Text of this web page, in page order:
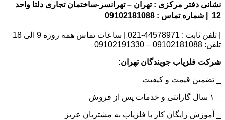
نشانی دفتر مرکزی : تهران – تهرانسر-ساختمان تجاری دلتا واحد
12 | شماره تماس : 09102181088
| تلفن ثابت : 44578971-021 | ساعات تماس همه روزه 9 الی 18
تلفن: 09102181088 – 09102191330
شرکت فلزیاب جویندگان تهران:
_ تضمین قیمت و کیفیت
_ آموزش رایگان کار با فلزیاب به مشتریان عزیز